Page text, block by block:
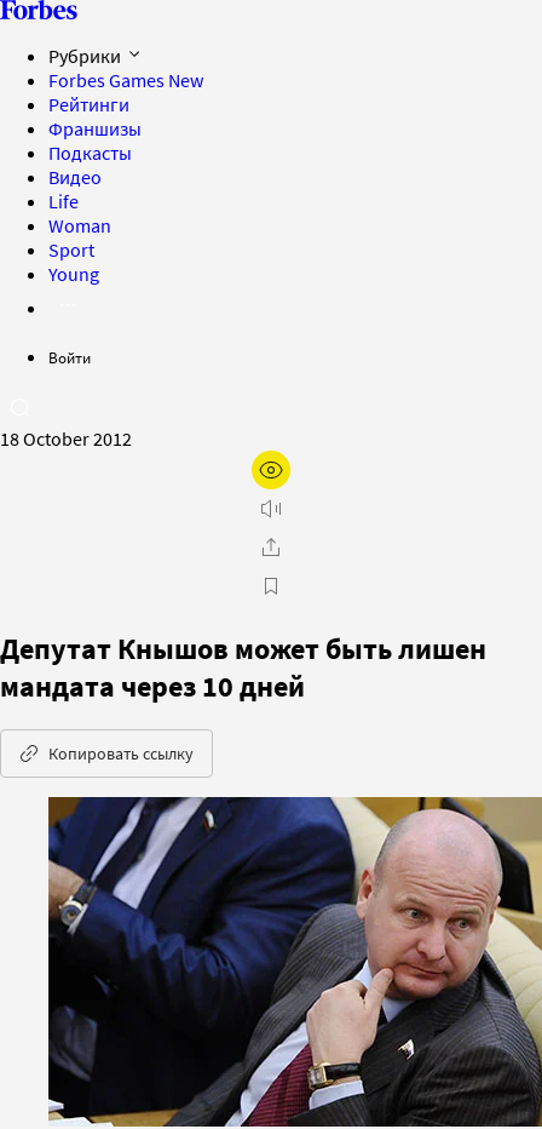
Рубрики
Forbes Games New
Рейтинги
Франшизы
Подкасты
Видео
Life
Woman
Sport
Young
Войти
18 October 2012
Депутат Кнышов может быть лишен
мандата через 10 дней
Копировать ссылку